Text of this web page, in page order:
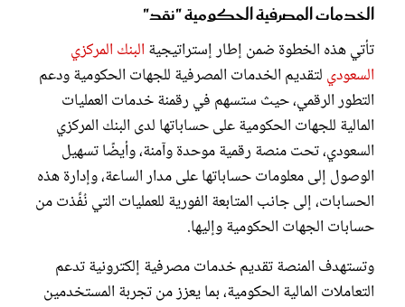
الخدمات المصرفية الحكومية "نقد"
تأتي هذه الخطوة ضمن إطار إستراتيجية البنك المركزي
السعودي لتقديم الخدمات المصرفية للجهات الحكومية ودعم
التطور الرقمي، حيث ستسهم في رقمنة خدمات العمليات
المالية للجهات الحكومية على حساباتها لدى البنك المركزي
السعودي، تحت منصة رقمية موحدة وآمنة، وأيضًا تسهيل
الوصول إلى معلومات حساباتها على مدار الساعة، وإدارة هذه
الحسابات، إلى جانب المتابعة الفورية للعمليات التي نُفِّذت من
حسابات الجهات الحكومية وإليها.
وتستهدف المنصة تقديم خدمات مصرفية إلكترونية تدعم
التعاملات المالية الحكومية، بما يعزز من تجربة المستخدمين